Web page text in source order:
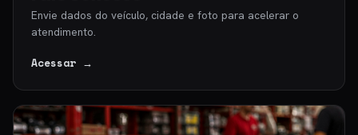
Envie dados do veículo, cidade e foto para acelerar o
atendimento.
Acessar →